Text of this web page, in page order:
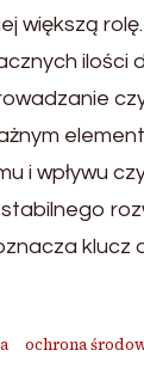
większą
i wpływu
klucz
ochrona